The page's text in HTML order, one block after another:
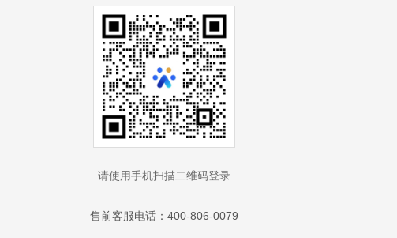
请使用手机扫描二维码登录
售前客服电话：400-806-0079